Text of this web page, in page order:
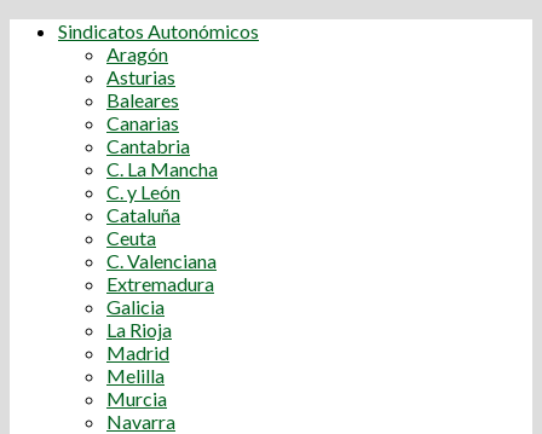
Sindicatos Autonómicos
Aragón
Asturias
Baleares
Canarias
Cantabria
C. La Mancha
C. y León
Cataluña
Ceuta
C. Valenciana
Extremadura
Galicia
La Rioja
Madrid
Melilla
Murcia
Navarra